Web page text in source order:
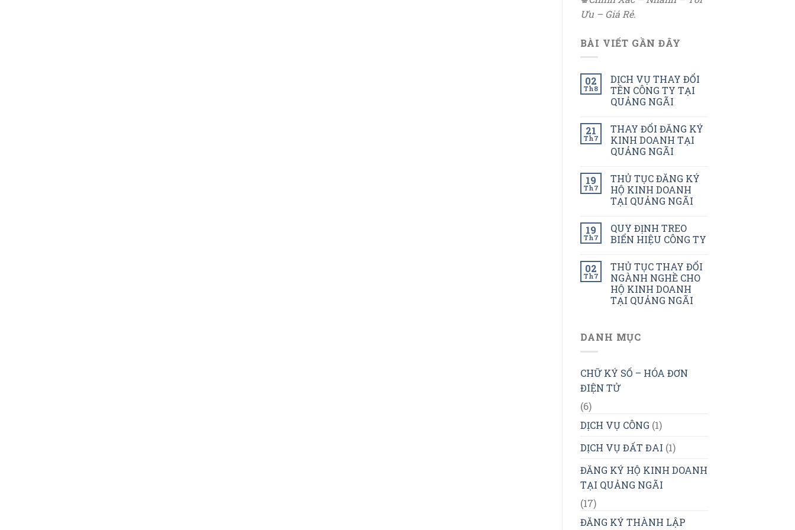
Ưu – Giá Rẻ.
BÀI VIẾT GẦN ĐÂY
02
Th8
DỊCH VỤ THAY ĐỔI
TÊN CÔNG TY TẠI
QUẢNG NGÃI
21
Th7
THAY ĐỔI ĐĂNG KÝ
KINH DOANH TẠI
QUẢNG NGÃI
19
Th7
THỦ TỤC ĐĂNG KÝ
HỘ KINH DOANH
TẠI QUẢNG NGÃI
19
Th7
QUY ĐỊNH TREO
BIỂN HIỆU CÔNG TY
02
Th7
THỦ TỤC THAY ĐỔI
NGÀNH NGHỀ CHO
HỘ KINH DOANH
TẠI QUẢNG NGÃI
DANH MỤC
CHỮ KÝ SỐ – HÓA ĐƠN
ĐIỆN TỬ
(6)
DỊCH VỤ CÔNG (1)
DỊCH VỤ ĐẤT ĐAI (1)
ĐĂNG KÝ HỘ KINH DOANH
TẠI QUẢNG NGÃI
(17)
ĐĂNG KÝ THÀNH LẬP